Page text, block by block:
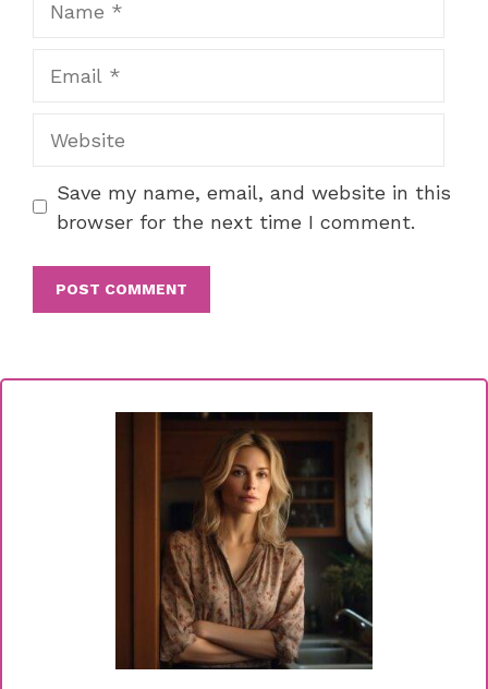
Save my name, email, and website in this
browser for the next time I comment.